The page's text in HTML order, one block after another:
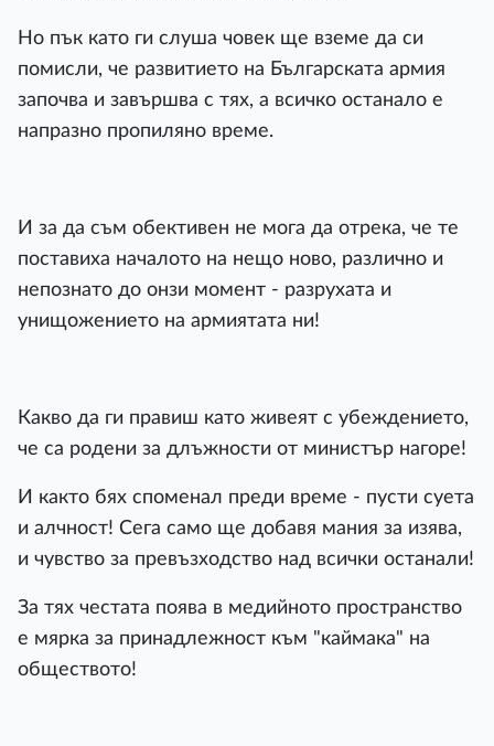
Но пък като ги слуша човек ще вземе да си
помисли, че развитието на Българската армия
започва и завършва с тях, а всичко останало е
напразно пропиляно време.
И за да съм обективен не мога да отрека, че те
поставиха началото на нещо ново, различно и
непознато до онзи момент - разрухата и
унищожението на армиятата ни!
Какво да ги правиш като живеят с убеждението,
че са родени за длъжности от министър нагоре!
И както бях споменал преди време - пусти суета
и алчност! Сега само ще добавя мания за изява,
и чувство за превъзходство над всички останали!
За тях честата поява в медийното пространство
е мярка за принадлежност към "каймака" на
обществото!